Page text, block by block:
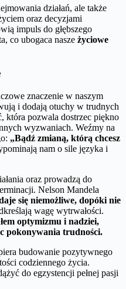
działań, ale także
oraz decyzjami
impuls do głębszego
co ubogaca nasze życiowe
znaczenie w naszym
i dodają otuchy w trudnych
która pozwala dostrzec piękno
wyzwaniach. Weźmy na
„Bądź zmianą, którą chcesz
nam o sile języka i
oraz prowadzą do
Nelson Mandela
się niemożliwe, dopóki nie
wagę wytrwałości.
optymizmu i nadziei,
pokonywania trudności.
budowanie pozytywnego
codziennego życia.
do egzystencji pełnej pasji